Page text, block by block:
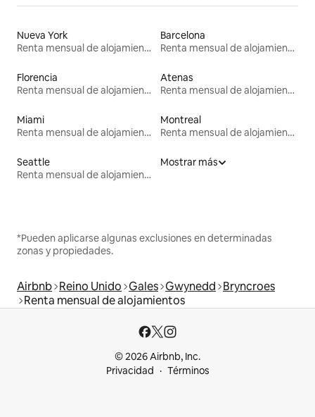
Nueva York
Renta mensual de alojamientos
Barcelona
Renta mensual de alojamientos
Florencia
Renta mensual de alojamientos
Atenas
Renta mensual de alojamientos
Miami
Renta mensual de alojamientos
Montreal
Renta mensual de alojamientos
Seattle
Renta mensual de alojamientos
Mostrar más
*Pueden aplicarse algunas exclusiones en determinadas
zonas y propiedades.
Airbnb Reino Unido Gales Gwynedd Bryncroes
Renta mensual de alojamientos
© 2026 Airbnb, Inc.
Privacidad
Términos